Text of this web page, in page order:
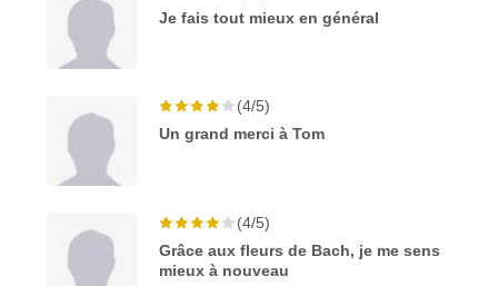
Je fais tout mieux en général
(4/5)
Un grand merci à Tom
(4/5)
Grâce aux fleurs de Bach, je me sens
mieux à nouveau